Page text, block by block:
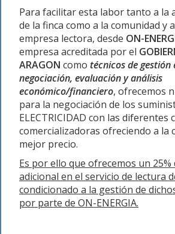
Para facilitar esta labor tanto a la
de la finca como a la comunidad y
empresa lectora, desde ON-
empresa acreditada por el
ARAGON como técnicos de gestión
negociación, evaluación y análisis
económico/financiero, ofrecemos
para la negociación de los
ELECTRICIDAD con las diferentes
comercializadoras ofreciendo a la
mejor precio.
Es por ello que ofrecemos un 25%
adicional en el servicio de lectura
condicionado a la gestión de
por parte de ON-ENERGIA.